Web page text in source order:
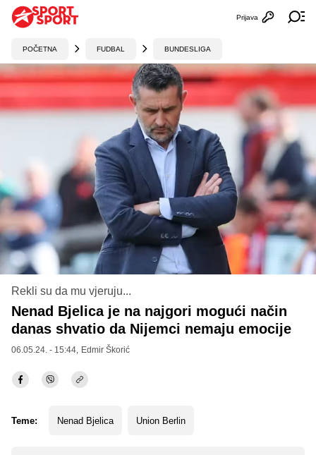
Otvori
Prijava
POČETNA FUDBAL BUNDESLIGA
Rekli su da mu vjeruju...
Nenad Bjelica je na najgori mogući način
danas shvatio da Nijemci nemaju emocije
06.05.24. - 15:44, Edmir Škorić
Teme: Nenad Bjelica Union Berlin